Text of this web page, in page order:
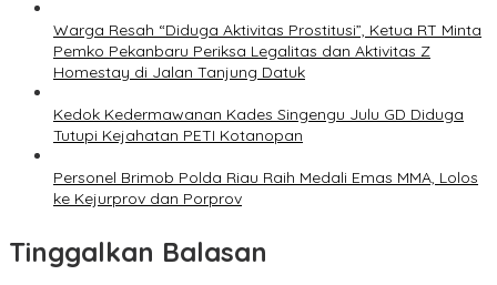
Warga Resah “Diduga Aktivitas Prostitusi”, Ketua RT Minta
Pemko Pekanbaru Periksa Legalitas dan Aktivitas Z
Homestay di Jalan Tanjung Datuk
Kedok Kedermawanan Kades Singengu Julu GD Diduga
Tutupi Kejahatan PETI Kotanopan
Personel Brimob Polda Riau Raih Medali Emas MMA, Lolos
ke Kejurprov dan Porprov
Tinggalkan Balasan